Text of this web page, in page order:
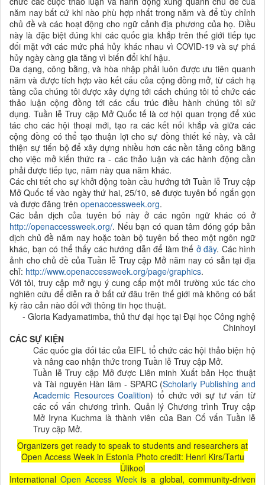
năm nay bất cứ khi nào phù hợp nhất trong năm và để tùy chỉnh
chủ đề và các hoạt động cho ngữ cảnh địa phương của họ. Điều
này là đặc biệt đúng khi các quốc gia khắp trên thế giới tiếp tục
đối mặt với các mức phá hủy khác nhau vì COVID-19 và sự phá
hủy ngày càng gia tăng vì biến đổi khí hậu.
Đa dạng, công bằng, và hòa nhập phải luôn được ưu tiên quanh
năm và được tích hợp vào kết cấu của cộng đồng mở, từ cách hạ
tầng của chúng tôi được xây dựng tới cách chúng tôi tổ chức các
thảo luận cộng đồng tới các cấu trúc điều hành chúng tôi sử
dụng. Tuần lễ Truy cập Mở Quốc tế là cơ hội quan trọng để xúc
tác cho các hội thoại mới, tạo ra các kết nối khắp và giữa các
cộng đồng có thể tạo thuận lợi cho sự đồng thiết kế này, và cải
thiện sự tiến bộ để xây dựng nhiều hơn các nền tảng công bằng
cho việc mở kiến thức ra - các thảo luận và các hành động cần
phải được tiếp tục, năm này qua năm khác.
Các chi tiết cho sự khởi động toàn cầu hướng tới Tuần lễ Truy cập
Mở Quốc tế vào ngày thứ hai, 25/10, sẽ được tuyên bố ngắn gọn
và được đăng trên openaccessweek.org.
Các bản dịch của tuyên bố này ở các ngôn ngữ khác có ở
http://openaccessweek.org/. Nếu bạn có quan tâm đóng góp bản
dịch chủ đề năm nay hoặc toàn bộ tuyên bố theo một ngôn ngữ
khác, bạn có thể thấy các hướng dẫn để làm thế ở đây. Các hình
ảnh cho chủ đề của Tuần lễ Truy cập Mở năm nay có sẵn tại địa
chỉ: http://www.openaccessweek.org/page/graphics.
Với tôi, truy cập mở ngụ ý cung cấp một môi trường xúc tác cho
nghiên cứu để diễn ra ở bất cứ đâu trên thế giới mà không có bất
kỳ rào cản nào đối với thông tin học thuật.
- Gloria Kadyamatimba, thủ thư đại học tại Đại học Công nghệ
Chinhoyi
CÁC SỰ KIỆN
Các quốc gia đối tác của EIFL tổ chức các hội thảo biện hộ
và nâng cao nhận thức trong Tuần lễ Truy cập Mở.
Tuần lễ Truy cập Mở được Liên minh Xuất bản Học thuật
và Tài nguyên Hàn lâm - SPARC (Scholarly Publishing and
Academic Resources Coalition) tổ chức với sự tư vấn từ
các cố vấn chương trình. Quản lý Chương trình Truy cập
Mở Iryna Kuchma là thành viên của Ban Cố vấn Tuần lễ
Truy cập Mở.
Organizers get ready to speak to students and researchers at
Open Access Week in Estonia Photo credit: Henri Kirs/Tartu
Ülikool
International Open Access Weekis a global, community-driven